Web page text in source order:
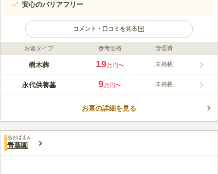
安心のバリアフリー
コメント・口コミを見る
ライフドット編集部のコメント
緑あふれる公園墓地に誕生した樹木葬型永代供養墓「想」は、管
霊位ずつ個別埋葬され、ご夫婦やご家族での連結埋葬、合祀タイ
プも選べます。園内はエレベーター完備のバリアフリー設計で、
実。ご遺骨の訪問引取りも相談可能で、どなたでも安心してお参
この霊園はまだ誰からも評価されていません。
お墓タイプ 参考価格 管理費
樹木葬 19万円〜 未掲載
永代供養墓 9万円〜 未掲載
お墓の詳細を見る
あおばえん
青葉園